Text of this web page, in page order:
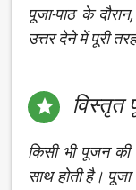
पूजा-पाठ के
उत्तर देने में पूरी
 विस्तृत
किसी भी पूजन
साथ होती है।